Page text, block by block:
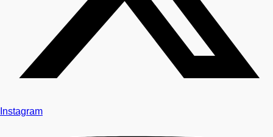
Instagram